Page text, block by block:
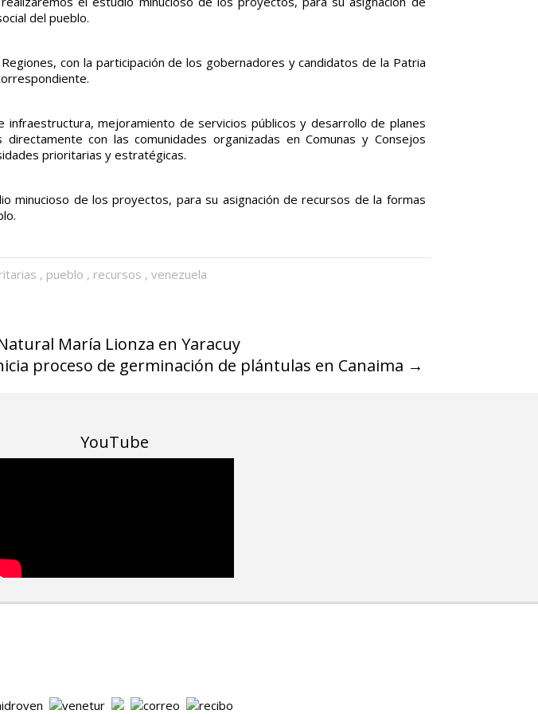
del pueblo.
con la participación de los gobernadores y candidatos de la Patria
mejoramiento de servicios públicos y desarrollo de planes
con las comunidades organizadas en Comunas y Consejos
prioritarias y estratégicas.
minucioso de los proyectos, para su asignación de recursos de la formas
, pueblo , recursos ,venezuela
María Lionza en Yaracuy
proceso de germinación de plántulas en Canaima →
YouTube